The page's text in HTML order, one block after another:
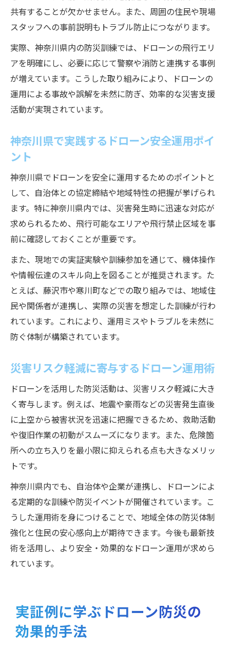
共有することが欠かせません。また、周囲の住民や現場
スタッフへの事前説明もトラブル防止につながります。
実際、神奈川県内の防災訓練では、ドローンの飛行エリ
アを明確にし、必要に応じて警察や消防と連携する事例
が増えています。こうした取り組みにより、ドローンの
運用による事故や誤解を未然に防ぎ、効率的な災害支援
活動が実現されています。
神奈川県で実践するドローン安全運用ポイ
ント
神奈川県でドローンを安全に運用するためのポイントと
して、自治体との協定締結や地域特性の把握が挙げられ
ます。特に神奈川県内では、災害発生時に迅速な対応が
求められるため、飛行可能なエリアや飛行禁止区域を事
前に確認しておくことが重要です。
また、現地での実証実験や訓練参加を通じて、機体操作
や情報伝達のスキル向上を図ることが推奨されます。た
とえば、藤沢市や寒川町などでの取り組みでは、地域住
民や関係者が連携し、実際の災害を想定した訓練が行わ
れています。これにより、運用ミスやトラブルを未然に
防ぐ体制が構築されています。
災害リスク軽減に寄与するドローン運用術
ドローンを活用した防災活動は、災害リスク軽減に大き
く寄与します。例えば、地震や豪雨などの災害発生直後
に上空から被害状況を迅速に把握できるため、救助活動
や復旧作業の初動がスムーズになります。また、危険箇
所への立ち入りを最小限に抑えられる点も大きなメリッ
トです。
神奈川県内でも、自治体や企業が連携し、ドローンによ
る定期的な訓練や防災イベントが開催されています。こ
うした運用術を身につけることで、地域全体の防災体制
強化と住民の安心感向上が期待できます。今後も最新技
術を活用し、より安全・効果的なドローン運用が求めら
れています。
実証例に学ぶドローン防災の
効果的手法